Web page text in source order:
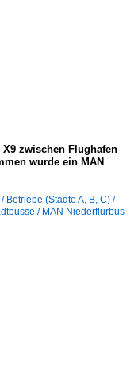
X9 zwischen Flughafen
wurde ein MAN
Betriebe (Städte A, B, C) /
/ MAN Niederflurbus